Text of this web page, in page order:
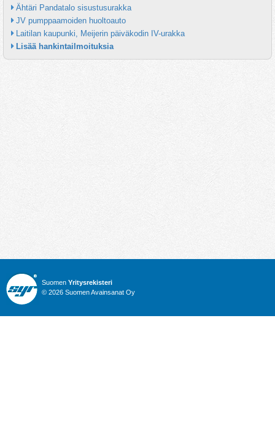
Ähtäri Pandatalo sisustusurakka
JV pumppaamoiden huoltoauto
Laitilan kaupunki, Meijerin päiväkodin IV-urakka
Lisää hankintailmoituksia
Suomen Yritysrekisteri
© 2026 Suomen Avainsanat Oy